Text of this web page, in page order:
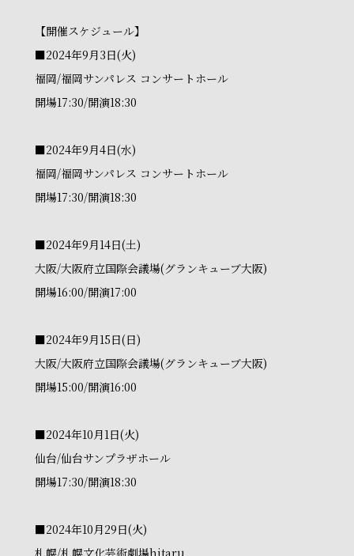
【開催スケジュール】
■2024年9月3日(火)
福岡/福岡サンパレス コンサートホール
開場17:30/開演18:30
■2024年9月4日(水)
福岡/福岡サンパレス コンサートホール
開場17:30/開演18:30
■2024年9月14日(土)
大阪/大阪府立国際会議場(グランキューブ大阪)
開場16:00/開演17:00
■2024年9月15日(日)
大阪/大阪府立国際会議場(グランキューブ大阪)
開場15:00/開演16:00
■2024年10月1日(火)
仙台/仙台サンプラザホール
開場17:30/開演18:30
■2024年10月29日(火)
札幌/札幌文化芸術劇場hitaru